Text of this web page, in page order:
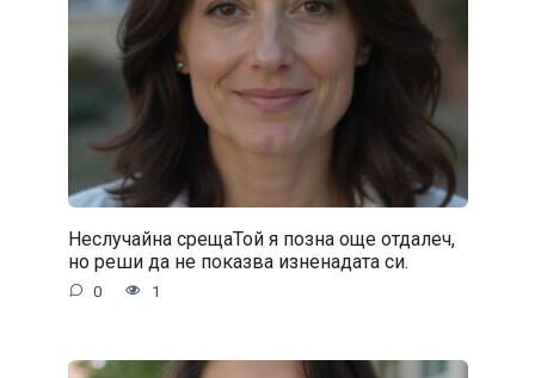
Неслучайна срещаТой я позна още отдалеч,
но реши да не показва изненадата си.
0 1